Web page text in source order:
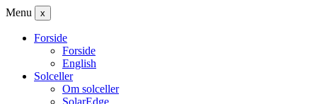
Menu x
Forside
Forside
English
Solceller
Om solceller
SolarEdge